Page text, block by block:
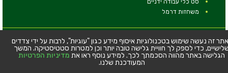
סט כלי עבודה ידניים
משחזות דרמל
© כל הזכויות שמורות - טלמיר אלקטרוניקה בע''מ
כתובת: דרך העצמאות 63, חיפה
טלפון:04-8534564
זה נעשה שימוש בטכנולוגיות איסוף מידע כגון "עוגיות", לרבות על ידי צדדים
כדי לספק לך חוויית גלישה טובה יותר וכן למטרות סטטיסטיקה. המשך
הגלישה באתר מהווה הסכמתך לכך. למידע נוסף ראו את מדיניות הפרטיות
המעודכנת שלנו.